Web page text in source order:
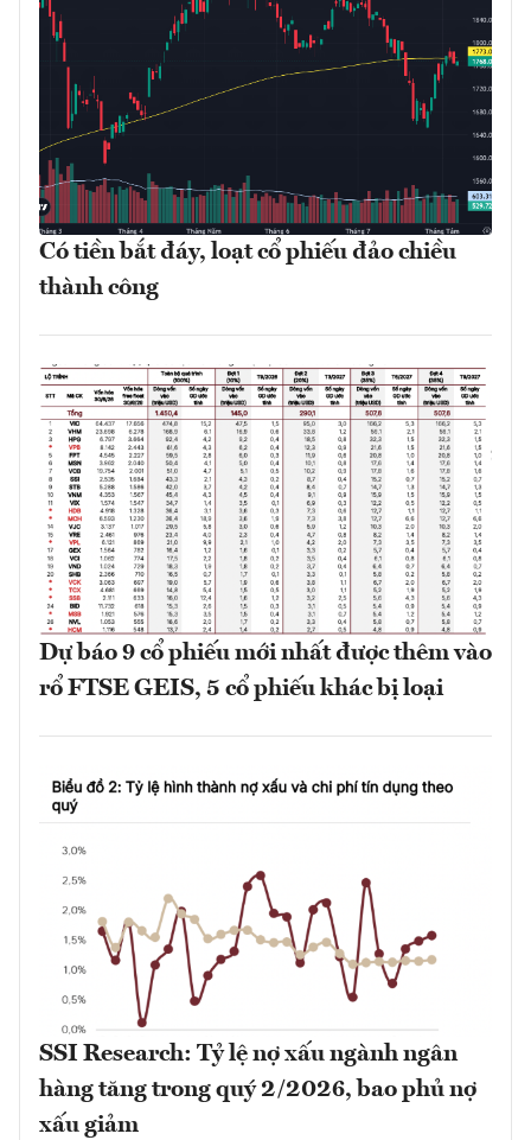
Có tiền bắt đáy, loạt cổ phiếu đảo chiều
thành công
Dự báo 9 cổ phiếu mới nhất được thêm vào
rổ FTSE GEIS, 5 cổ phiếu khác bị loại
SSI Research: Tỷ lệ nợ xấu ngành ngân
hàng tăng trong quý 2/2026, bao phủ nợ
xấu giảm